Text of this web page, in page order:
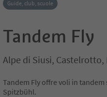
Guide, club, scuole
Tandem Fly
Alpe di Siusi,
Tandem Fly offre voli in
Spitzbühl.